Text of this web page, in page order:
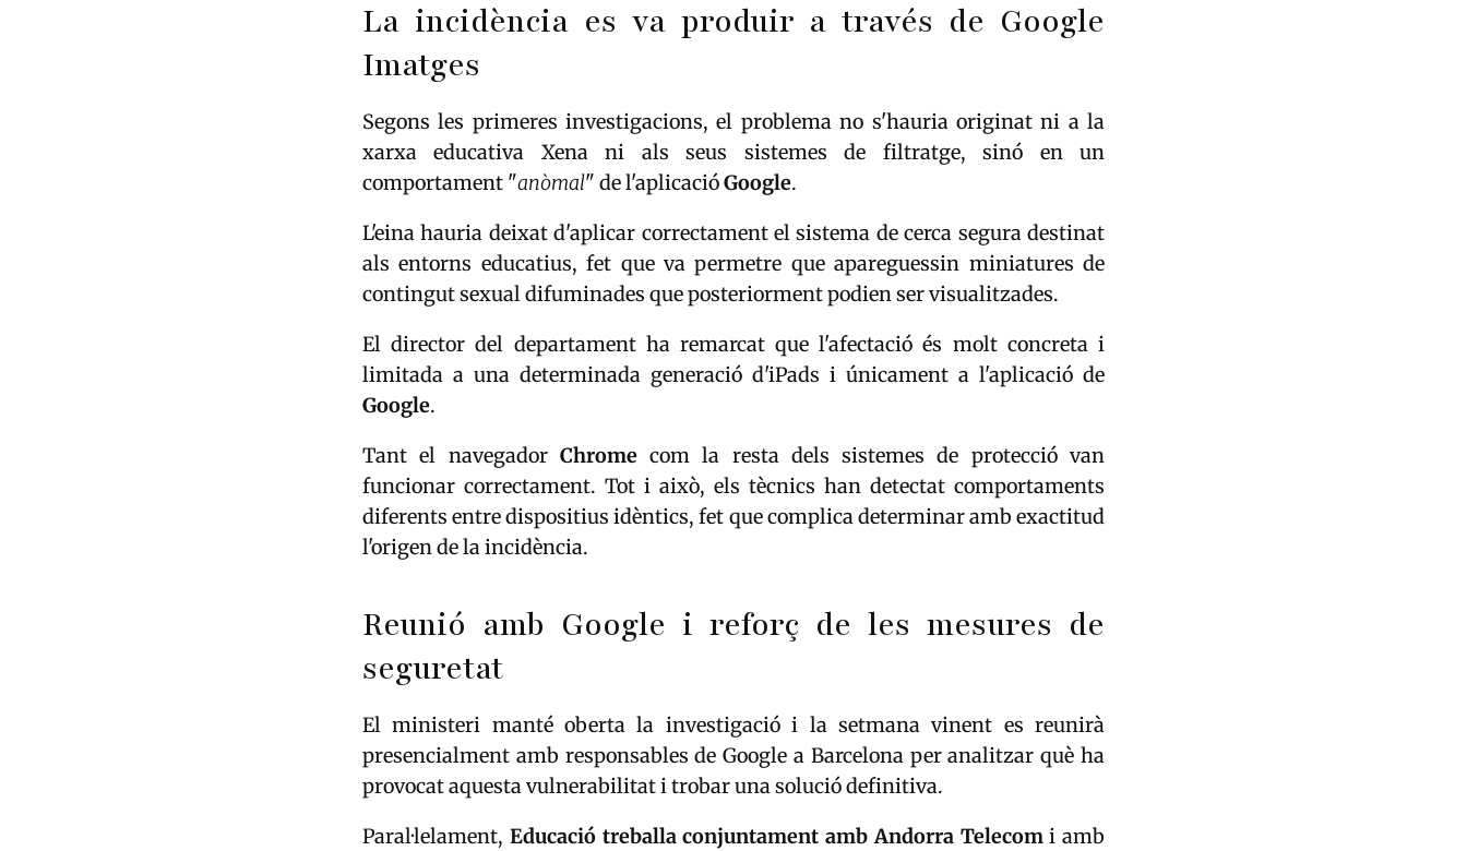
La incidència es va produir a través de Google
Imatges
Segons les primeres investigacions, el problema no s'hauria originat ni a la
xarxa educativa Xena ni als seus sistemes de filtratge, sinó en un
comportament "anòmal" de l'aplicacióGoogle.
L'eina hauria deixat d'aplicar correctament el sistema de cerca segura destinat
als entorns educatius, fet que va permetre que apareguessin miniatures de
contingut sexual difuminades que posteriorment podien ser visualitzades.
El director del departament ha remarcat que l'afectació és molt concreta i
limitada a una determinada generació d'iPads i únicament a l'aplicació de
Google.
Tant el navegador Chromecom la resta dels sistemes de protecció van
funcionar correctament. Tot i això, els tècnics han detectat comportaments
diferents entre dispositius idèntics, fet que complica determinar amb exactitud
l'origen de la incidència.
Reunió amb Google i reforç de les mesures de
seguretat
El ministeri manté oberta la investigació i la setmana vinent es reunirà
presencialment amb responsables de Google a Barcelona per analitzar què ha
provocat aquesta vulnerabilitat i trobar una solució definitiva.
Paral·lelament, Educació treballa conjuntament amb Andorra Telecomi amb